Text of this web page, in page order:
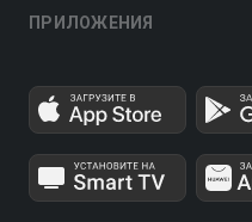
ПРИЛОЖЕНИЯ